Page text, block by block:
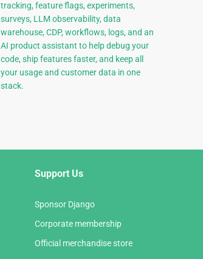
tracking, feature flags, experiments,
surveys, LLM observability, data
warehouse, CDP, workflows, logs, and an
AI product assistant to help debug your
code, ship features faster, and keep all
your usage and customer data in one
stack.
Support Us
Sponsor Django
Corporate membership
Official merchandise store